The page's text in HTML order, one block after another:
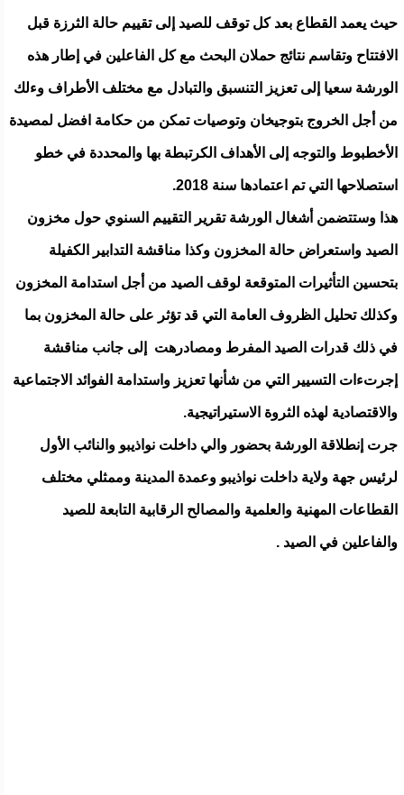
حيث يعمد القطاع بعد كل توقف للصيد إلى تقييم حالة الثرزة قبل
الافتتاح وتقاسم نتائج حملان البحث مع كل الفاعلين في إطار هذه
الورشة سعيا إلى تعزيز التنسبق والتبادل مع مختلف الأطراف وءلك
من أجل الخروج بتوجيخان وتوصيات تمكن من حكامة افضل لمصيدة
الأخطبوط والتوجه إلى الأهداف الكرتبطة بها والمحددة في خطو
استصلاحها التي تم اعتمادها سنة 2018.
هذا وستتضمن أشغال الورشة تقرير التقييم السنوي حول مخزون
الصيد واستعراض حالة المخزون وكذا مناقشة التدابير الكفيلة
بتحسين التأثيرات المتوقعة لوقف الصيد من أجل استدامة المخزون
وكذلك تحليل الظروف العامة التي قد تؤثر على حالة المخزون بما
في ذلك قدرات الصيد المفرط ومصادرهت إلى جانب مناقشة
إجرتءات التسيير التي من شأنها تعزيز واستدامة الفوائد الاجتماعية
والاقتصادية لهذه الثروة الاستيراتيجية.
جرت إنطلاقة الورشة بحضور والي داخلت نواذيبو والنائب الأول
لرئيس جهة ولاية داخلت نواذيبو وعمدة المدينة وممثلي مختلف
القطاعات المهنية والعلمية والمصالح الرقابية التابعة للصيد
والفاعلين في الصيد .